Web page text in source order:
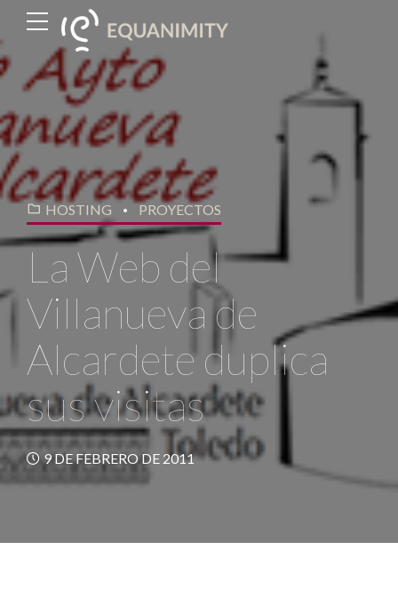
HOSTING PROYECTOS
La Web del
Villanueva de
Alcardete duplica
sus visitas
9 DE FEBRERO DE 2011